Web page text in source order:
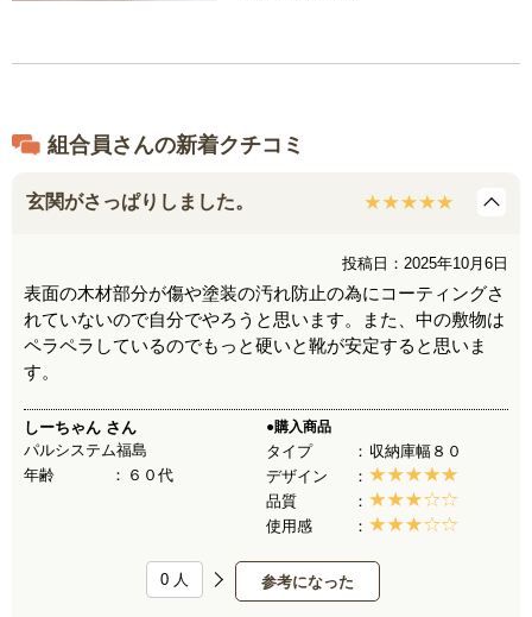
組合員さんの新着クチコミ
玄関がさっぱりしました。
投稿日：2025年10月6日
表面の木材部分が傷や塗装の汚れ防止の為にコーティングさ
れていないので自分でやろうと思います。また、中の敷物は
ペラペラしているのでもっと硬いと靴が安定すると思いま
す。
しーちゃん さん
パルシステム福島
年齢
６０代
●購入商品
タイプ
収納庫幅８０
デザイン
品質
使用感
参考になった
0 人